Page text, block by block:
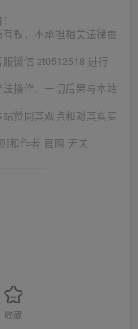
权，不承担相关法律责
微信 zt0512518 进行
操作，一切后果与本站
赞同其观点和对其真实
和作者 官网 无关
收藏